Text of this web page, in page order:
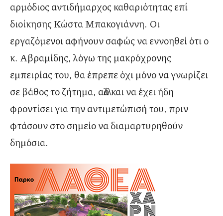
αρμόδιος αντιδήμαρχος καθαριότητας επί
διοίκησης Κώστα Μπακογιάννη. Οι
εργαζόμενοι αφήνουν σαφώς να εννοηθεί ότι ο
κ. Αβραμίδης, λόγω της μακρόχρονης
εμπειρίας του, θα έπρεπε όχι μόνο να γνωρίζει
σε βάθος το ζήτημα, αλλά και να έχει ήδη
φροντίσει για την αντιμετώπισή του, πριν
φτάσουν στο σημείο να διαμαρτυρηθούν
δημόσια.